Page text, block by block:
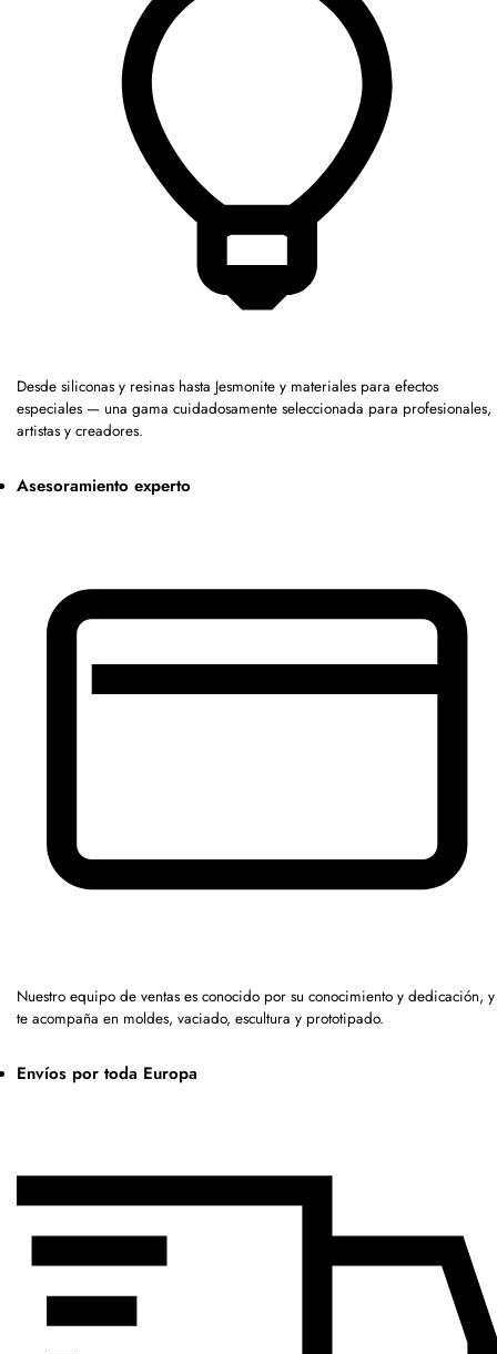
Desde siliconas y resinas hasta Jesmonite y materiales para efectos
especiales — una gama cuidadosamente seleccionada para profesionales,
artistas y creadores.
Asesoramiento experto
Nuestro equipo de ventas es conocido por su conocimiento y dedicación, y
te acompaña en moldes, vaciado, escultura y prototipado.
Envíos por toda Europa